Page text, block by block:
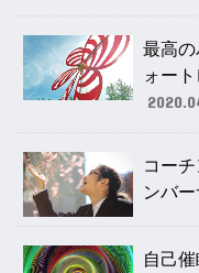
最高
ォー
コー
ンバ
自己